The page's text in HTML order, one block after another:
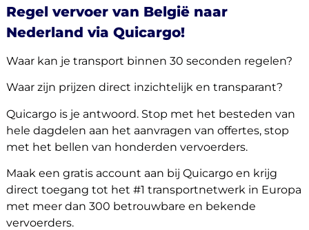
Regel vervoer van België naar
Nederland via Quicargo!
Waar kan je transport binnen 30 seconden regelen?
Waar zijn prijzen direct inzichtelijk en transparant?
Quicargo is je antwoord. Stop met het besteden van
hele dagdelen aan het aanvragen van offertes, stop
met het bellen van honderden vervoerders.
Maak een gratis account aan bij Quicargo en krijg
direct toegang tot het #1 transportnetwerk in Europa
met meer dan 300 betrouwbare en bekende
vervoerders.